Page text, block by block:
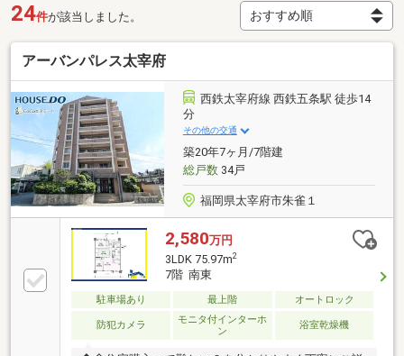
24件が該当しました。
アーバンパレス太宰府
西鉄太宰府線 西鉄五条駅 徒歩14
分
その他の交通
築20年7ヶ月/7階建
総戸数34戸
福岡県太宰府市朱雀１
2,580万円
3LDK 75.97m2
7階 南東
駐車場あり 最上階 オートロック
防犯カメラ
モニタ付インターホ
ン
浴室乾燥機